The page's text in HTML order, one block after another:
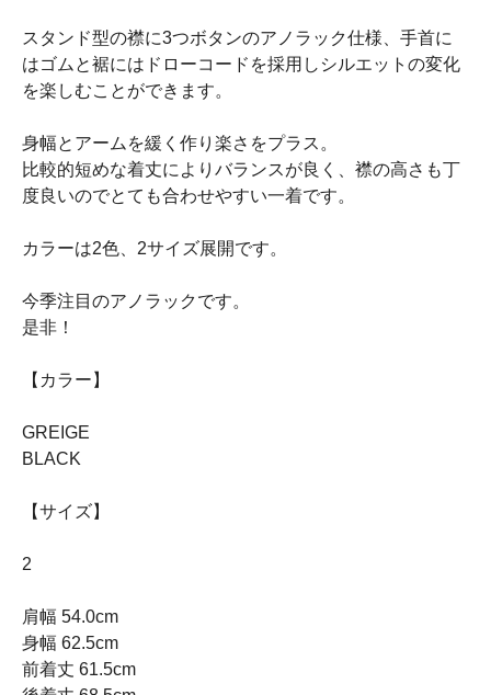
スタンド型の襟に3つボタンのアノラック仕様、手首に
はゴムと裾にはドローコードを採用しシルエットの変化
を楽しむことができます。
身幅とアームを緩く作り楽さをプラス。
比較的短めな着丈によりバランスが良く、襟の高さも丁
度良いのでとても合わせやすい一着です。
カラーは2色、2サイズ展開です。
今季注目のアノラックです。
是非！
【カラー】
GREIGE
BLACK
【サイズ】
2
肩幅 54.0cm
身幅 62.5cm
前着丈 61.5cm